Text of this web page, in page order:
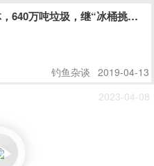
640万吨垃圾，继“冰桶挑战”
钓鱼杂谈 2019-04-13
2023-04-08